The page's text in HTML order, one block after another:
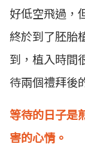
好低空飛過，
終於到了胚胎
到，植入時間
待兩個禮拜後
等待的日子是
害的心情。